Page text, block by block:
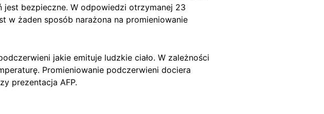
bezpieczne. W odpowiedzi otrzymanej 23
w żaden sposób narażona na promieniowanie
jakie emituje ludzkie ciało. W zależności
Promieniowanie podczerwieni dociera
prezentacja AFP.